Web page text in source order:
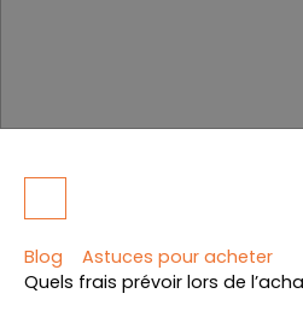
Blog
Astuces pour acheter
Quels frais prévoir lors de